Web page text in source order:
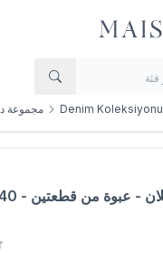
Denim Koleksiyonu مجموعة